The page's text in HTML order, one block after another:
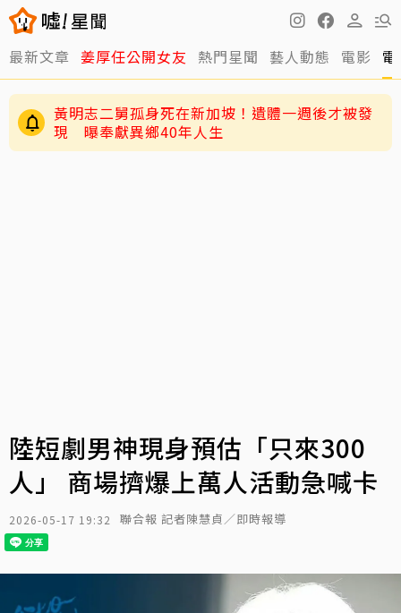
最新文章 姜厚任公開女友 熱門星聞 藝人動態 電影
獨／韓女嫌台男「很臭」掀熱議！唐綺陽砸百萬
黃明志二舅孤身死在新加坡！遺體一週後才被發
現 曝奉獻異鄉40年人生
陸短劇男神現身預估「只來300
人」 商場擠爆上萬人活動急喊卡
2026-05-17 19:32 聯合報 記者陳慧貞／即時報導